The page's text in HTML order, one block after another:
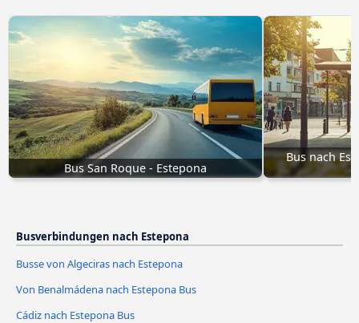
Bus San Roque - Estepona
Bus nach
Busverbindungen nach Estepona
Busse von Algeciras nach Estepona
Von Benalmádena nach Estepona Bus
Cádiz nach Estepona Bus